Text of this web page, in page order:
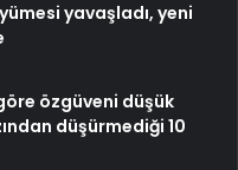
yavaşladı, yeni
özgüveni düşük
düşürmediği 10